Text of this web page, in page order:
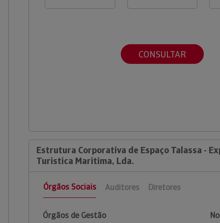
CONSULTAR
Estrutura Corporativa de Espaço Talassa -
Turistica Maritima, Lda.
Órgãos Sociais Auditores Diretores
Órgãos de Gestão